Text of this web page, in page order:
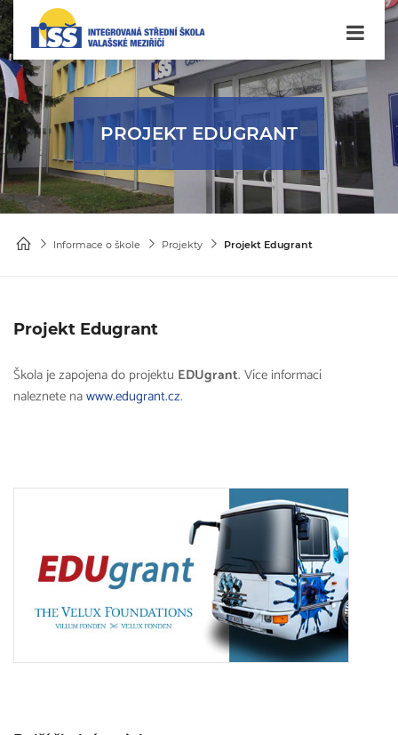
PROJEKT EDUGRANT
Informace o škole Projekty Projekt Edugrant
Projekt Edugrant
Škola je zapojena do projektu EDUgrant. Více informací
naleznete nawww.edugrant.cz.